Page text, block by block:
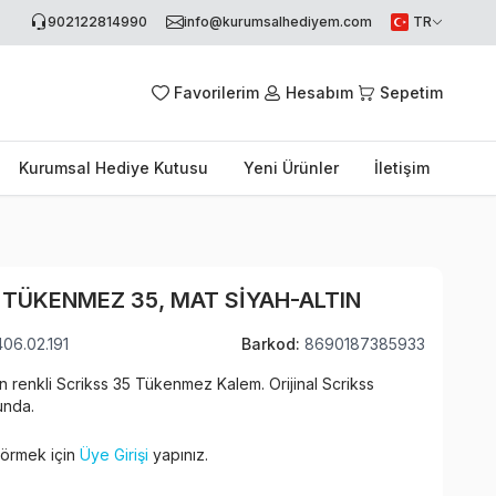
902122814990 info@kurumsalhediyem.com TR
Favorilerim Hesabım Sepetim
Kurumsal Hediye Kutusu Yeni Ürünler İletişim
35, MAT SIYAH-ALTIN
Barkod: 8690187385933
renkli Scrikss 35 Tükenmez Kalem. Orijinal Scrikss
için Üye Girişi yapınız.